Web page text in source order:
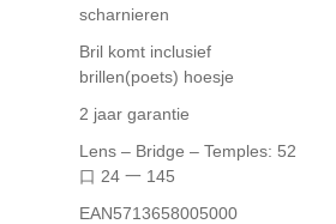
scharnieren
Bril komt inclusief
brillen(poets) hoesje
2 jaar garantie
Lens – Bridge – Temples: 52
口 24 一 145
EAN5713658005000